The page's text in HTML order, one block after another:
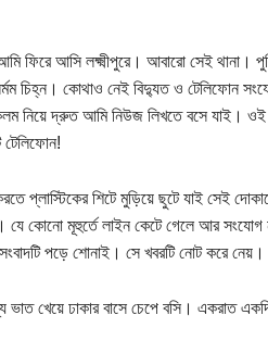
ফিরে আসি লক্ষ্মীপুরে। আবারো সেই থানা।
চিহ্ন। কোথাও নেই বিদ্যুত ও টেলিফোন
নিয়ে দ্রুত আমি নিউজ লিখতে বসে যাই। ওই
প্লাস্টিকের শিটে মুড়িয়ে ছুটে যাই সেই
যে কোনো মূহুর্তে লাইন কেটে গেলে আর সংযোগ
পড়ে শোনাই। সে খবরটি নোট করে নেয়।
ভাত খেয়ে ঢাকার বাসে চেপে বসি। একরাত